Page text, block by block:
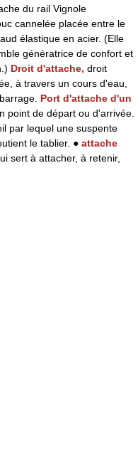
du rail Vignole
cannelée placée entre le
élastique en acier. (Elle
génératrice de confort et
Droit d'attache, droit
à travers un cours d'eau,
Port d'attache d'un
point de départ ou d'arrivée.
par lequel une suspente
le tablier. ● attache
sert à attacher, à retenir,